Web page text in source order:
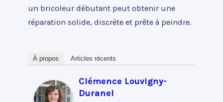
un bricoleur débutant peut obtenir une
réparation solide, discrète et prête à peindre.
À propos Articles récents
Clémence Louvigny-
Duranel